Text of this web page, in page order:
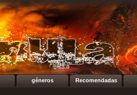
géneros Recomendadas